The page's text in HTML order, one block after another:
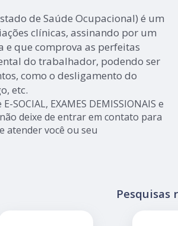
de Saúde Ocupacional) é um
clínicas, assinando por um
e que comprova as perfeitas
do trabalhador, podendo ser
como o desligamento do
etc.
SOCIAL, EXAMES DEMISSIONAIS e
não deixe de entrar em contato para
atender você ou seu
Pesquisas